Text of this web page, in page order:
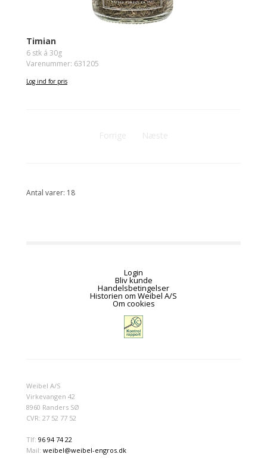
Timian
6 stk á 30g
Varenummer: 631205
Log ind for pris
Forrige Næste
Antal varer: 18
Login
Bliv kunde
Handelsbetingelser
Historien om Weibel A/S
Om cookies
Weibel A/S
Virkevangen 42
8960 Randers SØ
CVR: 27 52 77 52
Tlf: 96 94 74 22
Mail: weibel@weibel-engros.dk